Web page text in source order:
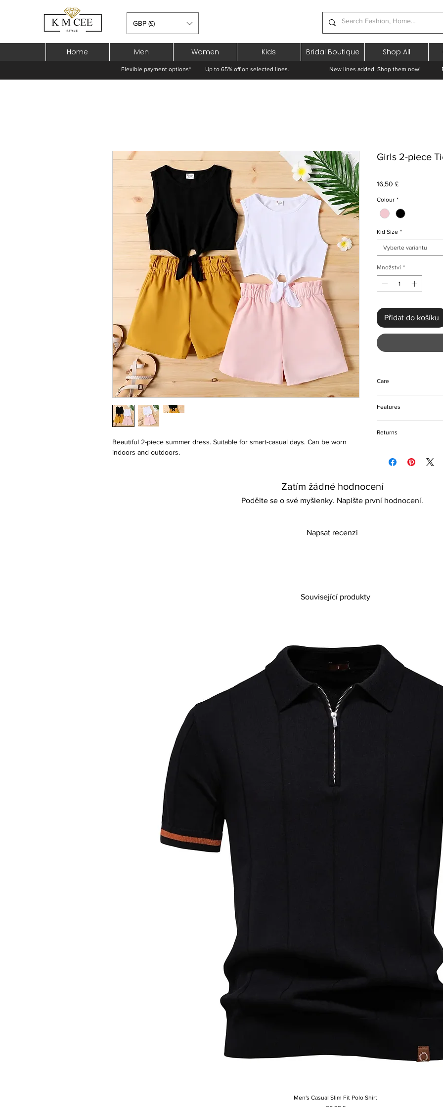
GBP (£)
Home Men Women Kids Bridal Boutique Shop All
Flexible payment options* Up to 65% off on selected lines. New lines added. Shop them now!
Beautiful 2-piece summer dress. Suitable for smart-casual days. Can be worn
indoors and outdoors.
Girls 2-piece
16,50 £Cena
Colour *
Kid Size *
Vyberte variantu
Množství *
Přidat do košíku
Care
Do not bleach
Please keep away
Features
Elastic shorts
Returns
Zatím žádné hodnocení
Podělte se o své myšlenky. Napište první hodnocení.
Napsat recenzi
Související produkty
Rychlý náhled
Men's Casual Slim Fit Polo Shirt